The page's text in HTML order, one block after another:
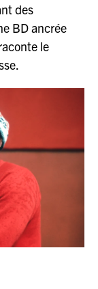
des
BD ancrée
le